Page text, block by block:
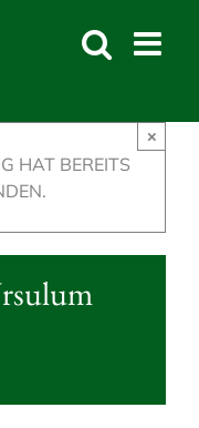
HAT BEREITS
×